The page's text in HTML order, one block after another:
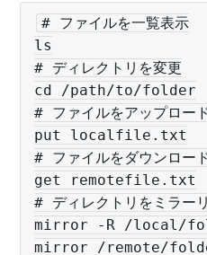
# ファイルを一覧表示
ls
# ディレクトリを変更
cd /path/to/folder
# ファイルをアップロー
put localfile.txt
# ファイルをダウンロー
get remotefile.txt
# ディレクトリをミラー
mirror -R /local/
mirror /remote/